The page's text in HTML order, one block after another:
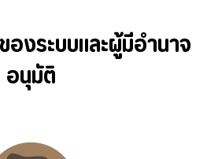
องระบบและผู้มีอำนาจ
อนุมัติ